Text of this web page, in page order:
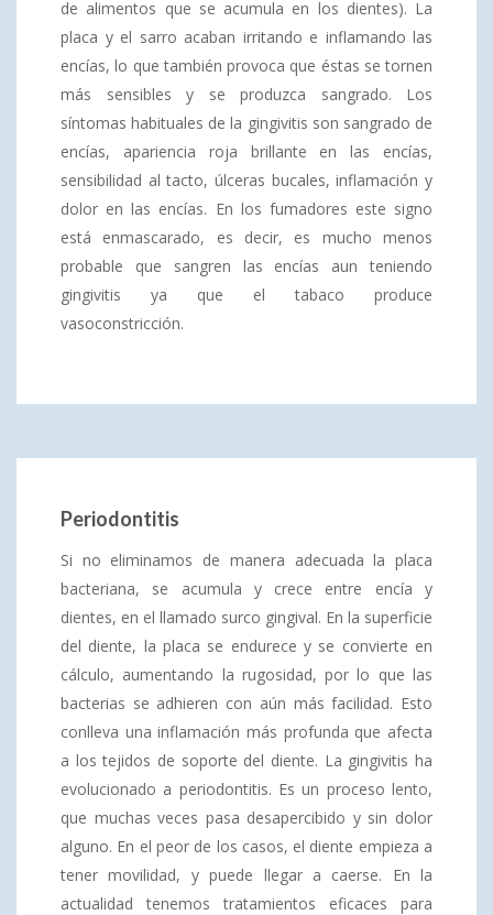
de alimentos que se acumula en los dientes). La
placa y el sarro acaban irritando e inflamando las
encías, lo que también provoca que éstas se tornen
más sensibles y se produzca sangrado. Los
síntomas habituales de la gingivitis son sangrado de
encías, apariencia roja brillante en las encías,
sensibilidad al tacto, úlceras bucales, inflamación y
dolor en las encías. En los fumadores este signo
está enmascarado, es decir, es mucho menos
probable que sangren las encías aun teniendo
gingivitis ya que el tabaco produce
vasoconstricción.
Periodontitis
Si no eliminamos de manera adecuada la placa
bacteriana, se acumula y crece entre encía y
dientes, en el llamado surco gingival. En la superficie
del diente, la placa se endurece y se convierte en
cálculo, aumentando la rugosidad, por lo que las
bacterias se adhieren con aún más facilidad. Esto
conlleva una inflamación más profunda que afecta
a los tejidos de soporte del diente. La gingivitis ha
evolucionado a periodontitis. Es un proceso lento,
que muchas veces pasa desapercibido y sin dolor
alguno. En el peor de los casos, el diente empieza a
tener movilidad, y puede llegar a caerse. En la
actualidad tenemos tratamientos eficaces para